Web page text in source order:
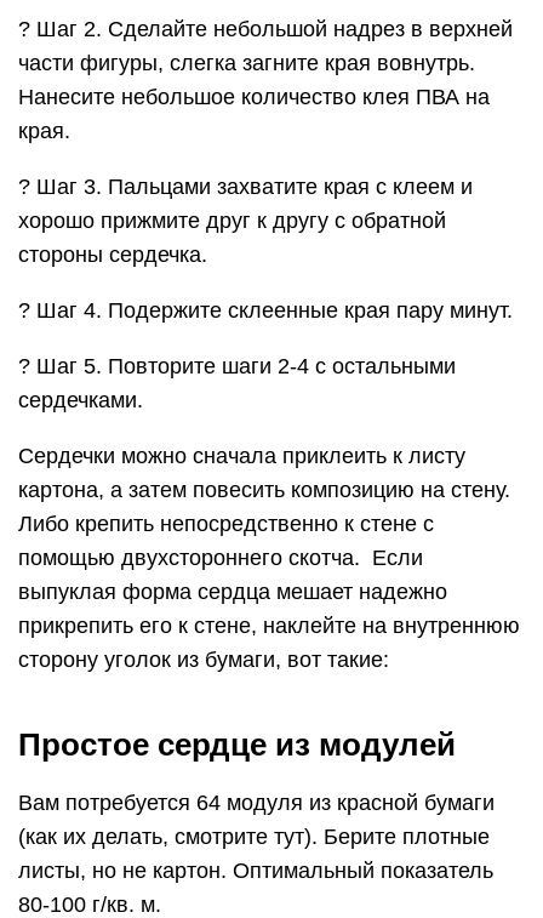
? Шаг 2. Сделайте небольшой надрез в верхней
части фигуры, слегка загните края вовнутрь.
Нанесите небольшое количество клея ПВА на
края.
? Шаг 3. Пальцами захватите края с клеем и
хорошо прижмите друг к другу с обратной
стороны сердечка.
? Шаг 4. Подержите склеенные края пару минут.
? Шаг 5. Повторите шаги 2-4 с остальными
сердечками.
Сердечки можно сначала приклеить к листу
картона, а затем повесить композицию на стену.
Либо крепить непосредственно к стене с
помощью двухстороннего скотча. Если
выпуклая форма сердца мешает надежно
прикрепить его к стене, наклейте на внутреннюю
сторону уголок из бумаги, вот такие:
Простое сердце из модулей
Вам потребуется 64 модуля из красной бумаги
(как их делать, смотрите тут). Берите плотные
листы, но не картон. Оптимальный показатель
80-100 г/кв. м.